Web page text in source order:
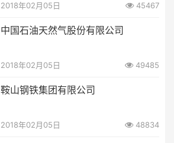
2018年02月05日 45467
中国石油天然气股份有限公司
2018年02月05日 49485
鞍山钢铁集团有限公司
2018年02月05日 48834